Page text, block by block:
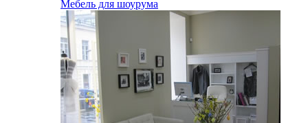
Мебель для шоурума